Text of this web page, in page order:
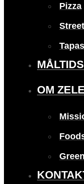
Pizza
Tapas
OM